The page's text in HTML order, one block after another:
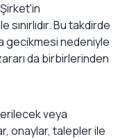
Bu takdirde
gecikmesi nedeniyle
da birbirlerinden
veya
onaylar, talepler ile